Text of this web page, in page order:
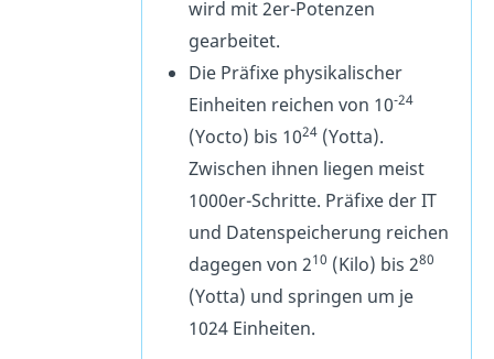
wird mit 2er-Potenzen
gearbeitet.
Die Präfixe physikalischer
Einheiten reichen von 10-24
(Yocto) bis 1024 (Yotta).
Zwischen ihnen liegen meist
1000er-Schritte. Präfixe der IT
und Datenspeicherung reichen
dagegen von 210 (Kilo) bis 280
(Yotta) und springen um je
1024 Einheiten.